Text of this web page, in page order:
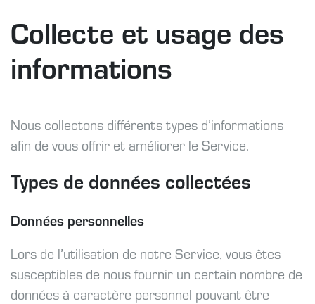
Collecte et usage des
informations
Nous collectons différents types d’informations
afin de vous offrir et améliorer le Service.
Types de données collectées
Données personnelles
Lors de l’utilisation de notre Service, vous êtes
susceptibles de nous fournir un certain nombre de
données à caractère personnel pouvant être